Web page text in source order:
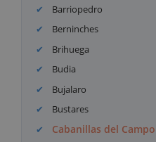
Barriopedro
Berninches
Brihuega
Budia
Bujalaro
Bustares
Cabanillas del Campo